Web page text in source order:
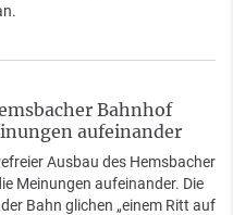
Bahnhof
aufeinander
Ausbau des Hemsbacher
Meinungen aufeinander. Die
Bahn glichen „einem Ritt auf